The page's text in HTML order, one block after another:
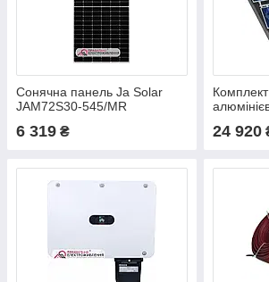
Сонячна панель Ja Solar
JAM72S30-545/MR
6 319 ₴
Комплект
до нього
24 920